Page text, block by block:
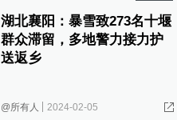
湖北襄阳：暴雪致273名十堰
群众滞留，多地警力接力护
送返乡
@所有人 2024-02-05